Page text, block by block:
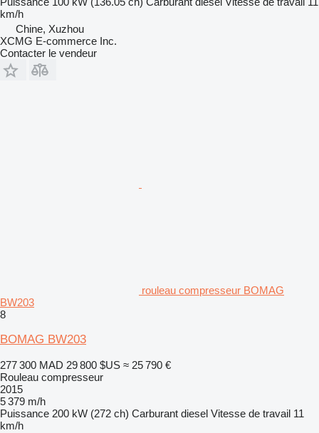
km/h
Chine, Xuzhou
XCMG E-commerce Inc.
Contacter le vendeur
rouleau compresseur BOMAG
BW203
8
BOMAG BW203
277 300 MAD 29 800 $US ≈ 25 790 €
Rouleau compresseur
2015
5 379 m/h
Puissance 200 kW (272 ch) Carburant diesel Vitesse de travail 11
km/h